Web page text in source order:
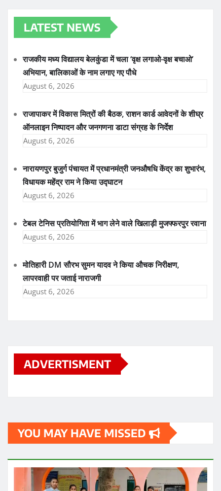
LATEST NEWS
राजकीय मध्य विद्यालय बेलकुंडा में चला ‘वृक्ष लगाओ-वृक्ष बचाओ’
अभियान, बालिकाओं के नाम लगाए गए पौधे
August 6, 2026
राजापाकर में विकास मित्रों की बैठक, राशन कार्ड आवेदनों के शीघ्र
ऑनलाइन निष्पादन और जनगणना डाटा संग्रह के निर्देश
August 6, 2026
नारायणपुर बुजुर्ग पंचायत में प्रधानमंत्री जनऔषधि केंद्र का शुभारंभ,
विधायक महेंद्र राम ने किया उद्घाटन
August 6, 2026
टेबल टेनिस प्रतियोगिता में भाग लेने वाले खिलाड़ी मुजफ्फरपुर रवाना
August 6, 2026
मोतिहारी DM सौरभ सुमन यादव ने किया औचक निरीक्षण,
लापरवाही पर जताई नाराजगी
August 6, 2026
ADVERTISMENT
YOU MAY HAVE MISSED